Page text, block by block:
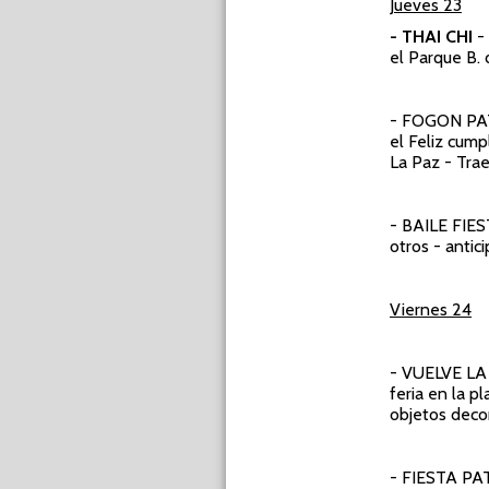
Jueves 23
- THAI CHI -
el Parque B.
- FOGON
el Feliz
La Paz -
- BAILE
otros -
Viernes 24
- VUELVE
feria en la
objetos
- FIESTA